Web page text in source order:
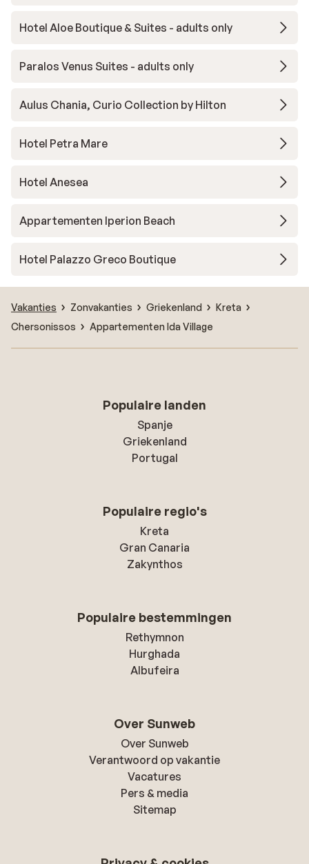
Hotel Aloe Boutique & Suites - adults only
Paralos Venus Suites - adults only
Aulus Chania, Curio Collection by Hilton
Hotel Petra Mare
Hotel Anesea
Appartementen Iperion Beach
Hotel Palazzo Greco Boutique
Vakanties Zonvakanties Griekenland
Kreta
Chersonissos
Appartementen Ida Village
Populaire landen
Spanje
Griekenland
Portugal
Populaire regio's
Kreta
Gran Canaria
Zakynthos
Populaire bestemmingen
Rethymnon
Hurghada
Albufeira
Over Sunweb
Over Sunweb
Verantwoord op vakantie
Vacatures
Pers & media
Sitemap